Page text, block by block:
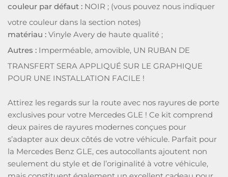
couleur par défaut : NOIR ; (vous pouvez nous indiquer
votre couleur dans la section notes)
matériau : Vinyle Avery de haute qualité ;
Autres : Imperméable, amovible, UN RUBAN DE
TRANSFERT SERA APPLIQUÉ SUR LE GRAPHIQUE
POUR UNE INSTALLATION FACILE !
Attirez les regards sur la route avec nos rayures de porte
exclusives pour votre Mercedes GLE ! Ce kit comprend
deux paires de rayures modernes conçues pour
s’adapter aux deux côtés de votre véhicule. Parfait pour
la Mercedes Benz GLE, ces autocollants ajoutent non
seulement du style et de l’originalité à votre véhicule,